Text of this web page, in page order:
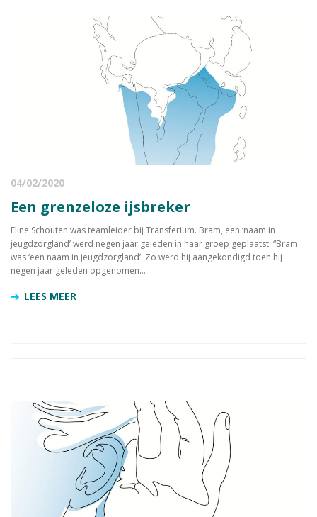
04/02/2020
Een grenzeloze ijsbreker
Eline Schouten was teamleider bij Transferium. Bram, een ‘naam in
jeugdzorgland’ werd negen jaar geleden in haar groep geplaatst. “Bram
was ‘een naam in jeugdzorgland’. Zo werd hij aangekondigd toen hij
negen jaar geleden opgenomen...
LEES MEER